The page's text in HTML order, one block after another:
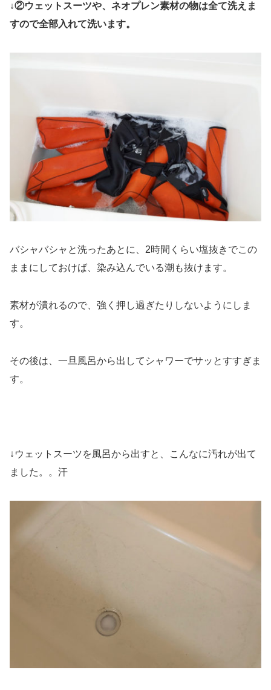
↓②ウェットスーツや、ネオプレン素材の物は全て洗えま
すので全部入れて洗います。
バシャバシャと洗ったあとに、2時間くらい塩抜きでこの
ままにしておけば、染み込んでいる潮も抜けます。
素材が潰れるので、強く押し過ぎたりしないようにしま
す。
その後は、一旦風呂から出してシャワーでサッとすすぎま
す。
↓ウェットスーツを風呂から出すと、こんなに汚れが出て
ました。。汗